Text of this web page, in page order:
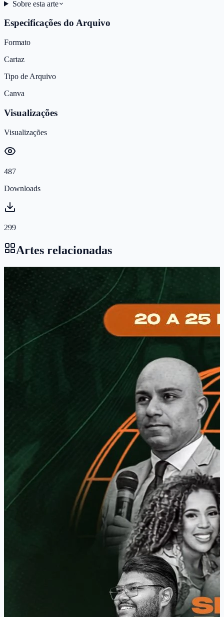
Sobre esta arte
Especificações do Arquivo
Formato
Cartaz
Tipo de Arquivo
Canva
Visualizações
Visualizações
487
Downloads
299
Artes relacionadas